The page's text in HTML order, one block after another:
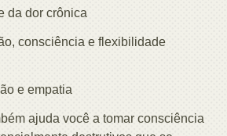
da dor crônica
consciência e flexibilidade
e empatia
ajuda você a tomar consciência